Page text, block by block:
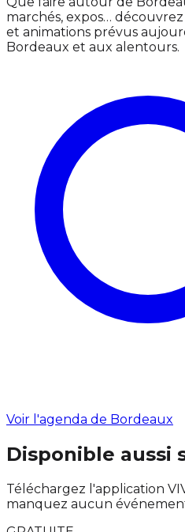
marchés, expos…
et animations prévus
Bordeaux et aux alentours.
Voir l'agenda de Bordeaux
Disponible aussi
Téléchargez l'application
manquez aucun